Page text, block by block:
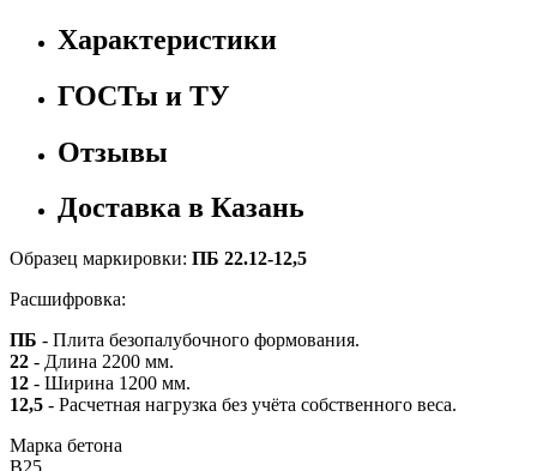
Характеристики
ГОСТы и ТУ
Отзывы
Доставка в Казань
Образец маркировки: ПБ 22.12-12,5
Расшифровка:
ПБ - Плита безопалубочного формования.
22 - Длина 2200 мм.
12 - Ширина 1200 мм.
12,5 - Расчетная нагрузка без учёта собственного веса.
Марка бетона